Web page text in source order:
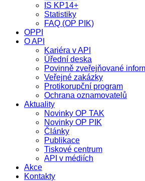
IS KP14+
Statistiky
FAQ (OP PIK)
OPPI
O API
Kariéra v API
Úřední deska
Povinně zveřejňované
Veřejné zakázky
Protikorupční program
Ochrana oznamovatelů
Aktuality
Novinky OP TAK
Novinky OP PIK
Články
Publikace
Tiskové centrum
API v médiích
Akce
Kontakty